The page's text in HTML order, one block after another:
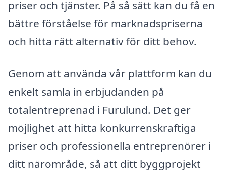
priser och tjänster. På så sätt kan du få en
bättre förståelse för marknadspriserna
och hitta rätt alternativ för ditt behov.
Genom att använda vår plattform kan du
enkelt samla in erbjudanden på
totalentreprenad i Furulund. Det ger
möjlighet att hitta konkurrenskraftiga
priser och professionella entreprenörer i
ditt närområde, så att ditt byggprojekt